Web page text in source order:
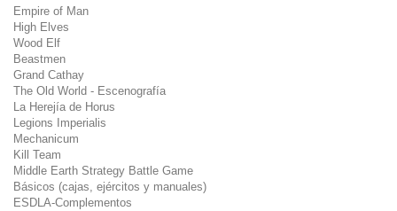
Empire of Man
High Elves
Wood Elf
Beastmen
Grand Cathay
The Old World - Escenografía
La Herejía de Horus
Legions Imperialis
Mechanicum
Kill Team
Middle Earth Strategy Battle Game
Básicos (cajas, ejércitos y manuales)
ESDLA-Complementos